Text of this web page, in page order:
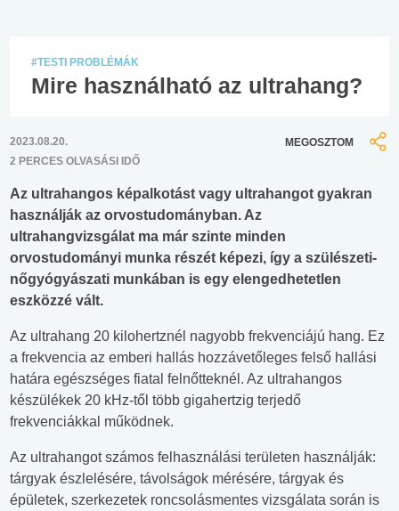
#TESTI PROBLÉMÁK
Mire használható az ultrahang?
2023.08.20.
2 PERCES OLVASÁSI IDŐ
MEGOSZTOM
Az ultrahangos képalkotást vagy ultrahangot gyakran
használják az orvostudományban. Az
ultrahangvizsgálat ma már szinte minden
orvostudományi munka részét képezi, így a szülészeti-
nőgyógyászati munkában is egy elengedhetetlen
eszközzé vált.
Az ultrahang 20 kilohertznél nagyobb frekvenciájú hang. Ez
a frekvencia az emberi hallás hozzávetőleges felső hallási
határa egészséges fiatal felnőtteknél. Az ultrahangos
készülékek 20 kHz-től több gigahertzig terjedő
frekvenciákkal működnek.
Az ultrahangot számos felhasználási területen használják:
tárgyak észlelésére, távolságok mérésére, tárgyak és
épületek, szerkezetek roncsolásmentes vizsgálata során is